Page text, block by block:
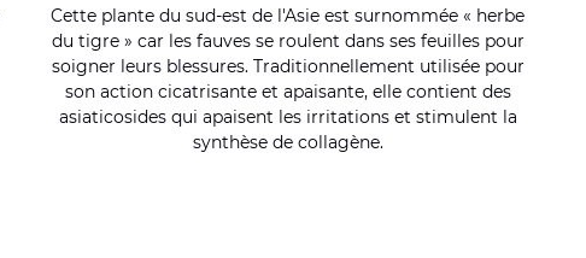
Cette plante du sud-est de l'Asie est surnommée « herbe
du tigre » car les fauves se roulent dans ses feuilles pour
soigner leurs blessures. Traditionnellement utilisée pour
son action cicatrisante et apaisante, elle contient des
asiaticosides qui apaisent les irritations et stimulent la
synthèse de collagène.